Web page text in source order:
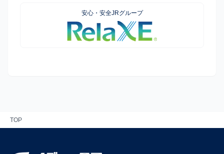
安心・安全JRグループ
TOP